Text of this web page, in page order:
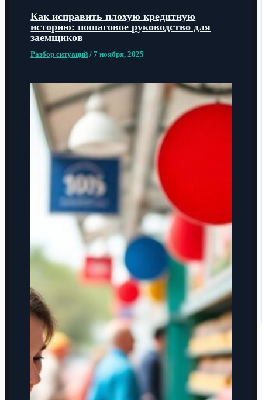
Как исправить плохую кредитную
историю: пошаговое руководство для
заемщиков
Разбор ситуаций /7 ноября, 2025